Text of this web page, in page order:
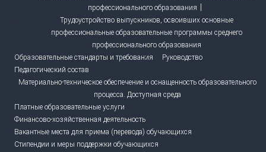
профессионального образования
Трудоустройство выпускников, освоивших основные
профессиональные образовательные программы среднего
профессионального образования
Образовательные стандарты и требования
Руководство
Педагогический состав
Материально-техническое обеспечение и оснащенность образовательного
процесса. Доступная среда
Платные образовательные услуги
Финансово-хозяйственная деятельность
Вакантные места для приема (перевода) обучающихся
Стипендии и меры поддержки обучающихся